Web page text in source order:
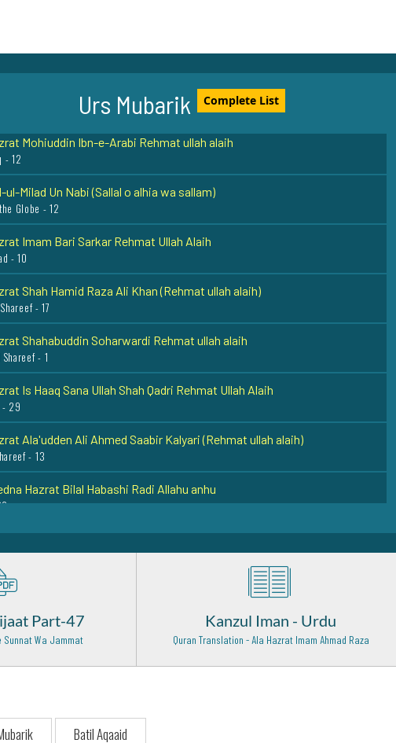
Urs Mubarik Complete List
- 12
Milad Un Nabi (Sallal o alhia wa sallam)
the Globe - 12
Imam Bari Sarkar Rehmat Ullah Alaih
- 10
Shah Hamid Raza Ali Khan (Rehmat ullah alaih)
- 17
Shahabuddin Soharwardi Rehmat ullah alaih
Shareef - 1
Is Haaq Sana Ullah Shah Qadri Rehmat Ullah Alaih
- 29
Ala'udden Ali Ahmed Saabir Kalyari (Rehmat ullah alaih)
- 13
Hazrat Bilal Habashi Radi Allahu anhu
Moulana Hashmat Ali Khan (Rehmat ullah alaih)
Shareef - 8
Salman Farsi Razi Allah Anhu
(Iraq) - 10
karim ullah shah Chisti ul Qadri Rehmat ullah Alaih
Part-47
Sunnat Wa Jammat
Kanzul Iman - Urdu
Quran Translation - Ala Hazrat Imam Ahmad Raza
Batil Aqaaid